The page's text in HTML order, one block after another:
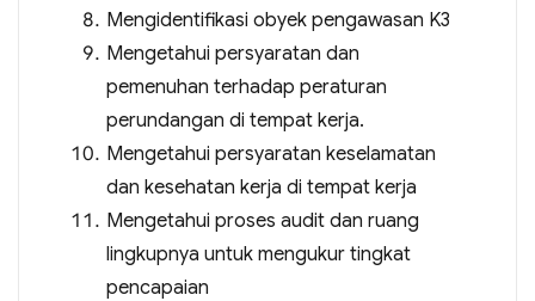
Mengidentifikasi obyek pengawasan K3
Mengetahui persyaratan dan
pemenuhan terhadap peraturan
perundangan di tempat kerja.
Mengetahui persyaratan keselamatan
dan kesehatan kerja di tempat kerja
Mengetahui proses audit dan ruang
lingkupnya untuk mengukur tingkat
pencapaian